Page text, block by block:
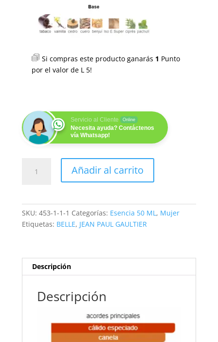
Si compras este producto ganarás 1 Punto
por el valor de L5!
Servicio al Cliente Online
Necesita ayuda? Contáctenos
vía Whatsapp!
BELLA
cantidad
Añadir al carrito
SKU: 453-1-1-1 Categorías: Esencia 50 ML, Mujer
Etiquetas: BELLE, JEAN PAUL GAULTIER
Descripción
Descripción